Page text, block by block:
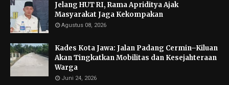
Jelang HUT RI, Rama Apriditya Ajak
Masyarakat Jaga Kekompakan
Agustus 08, 2026
Kades Kota Jawa: Jalan Padang Cermin–Kiluan
Akan Tingkatkan Mobilitas dan Kesejahteraan
Warga
Juni 24, 2026